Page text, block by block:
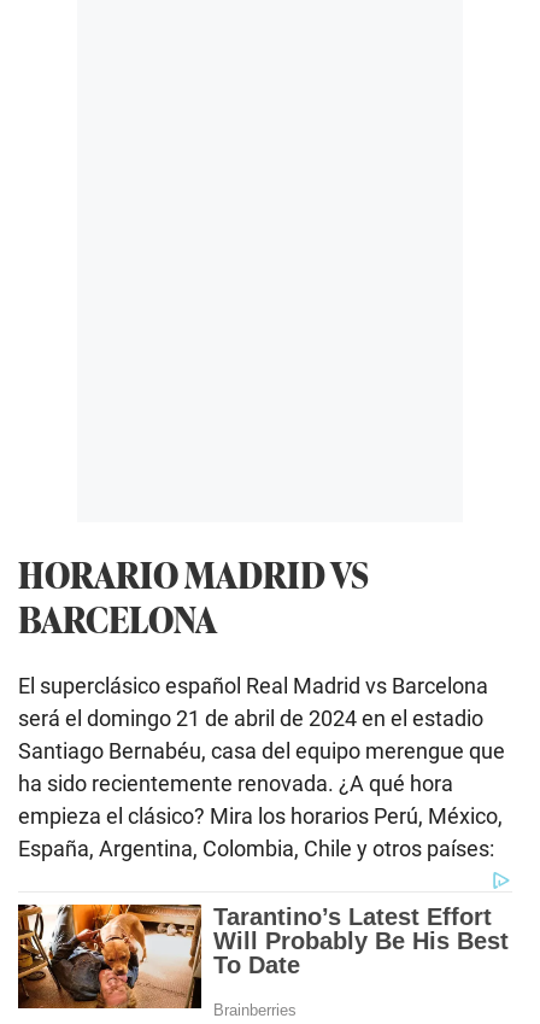
HORARIO MADRID VS
BARCELONA
El superclásico español Real Madrid vs Barcelona
será el domingo 21 de abril de 2024 en el estadio
Santiago Bernabéu, casa del equipo merengue que
ha sido recientemente renovada. ¿A qué hora
empieza el clásico? Mira los horarios Perú, México,
España, Argentina, Colombia, Chile y otros países: